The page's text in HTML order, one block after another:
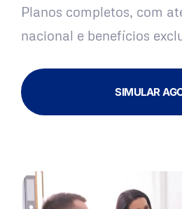
Planos completos, com
nacional e benefícios
SIMULAR